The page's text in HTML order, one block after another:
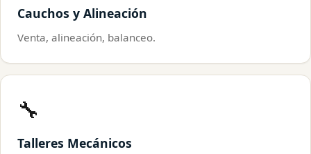
Cauchos y Alineación
Venta, alineación, balanceo.
🔧
Talleres Mecánicos